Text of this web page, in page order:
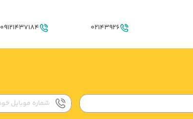
02143926
09121437184